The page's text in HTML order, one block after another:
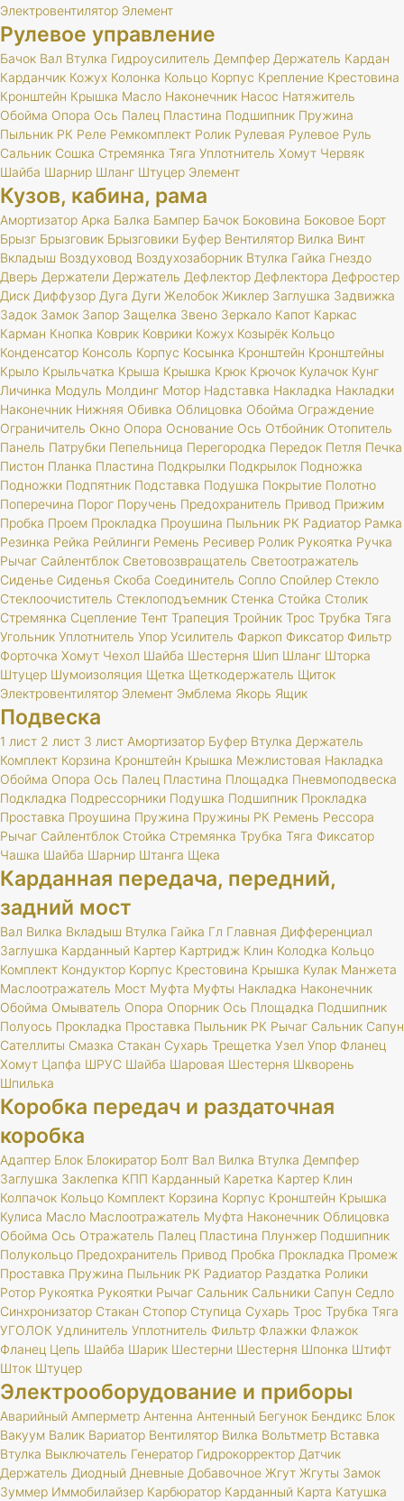
Электровентилятор Элемент
Рулевое управление
Бачок Вал Втулка Гидроусилитель Демпфер Держатель Кардан
Карданчик Кожух Колонка Кольцо Корпус Крепление Крестовина
Кронштейн Крышка Масло Наконечник Насос Натяжитель
Обойма Опора Ось Палец Пластина Подшипник Пружина
Пыльник РК Реле Ремкомплект Ролик Рулевая Рулевое Руль
Сальник Сошка Стремянка Тяга Уплотнитель Хомут Червяк
Шайба Шарнир Шланг Штуцер Элемент
Кузов, кабина, рама
Амортизатор Арка Балка Бампер Бачок Боковина Боковое Борт
Брызг Брызговик Брызговики Буфер Вентилятор Вилка Винт
Вкладыш Воздуховод Воздухозаборник Втулка Гайка Гнездо
Дверь Держатели Держатель Дефлектор Дефлектора Дефростер
Диск Диффузор Дуга Дуги Желобок Жиклер Заглушка Задвижка
Задок Замок Запор Защелка Звено Зеркало Капот Каркас
Карман Кнопка Коврик Коврики Кожух Козырёк Кольцо
Конденсатор Консоль Корпус Косынка Кронштейн Кронштейны
Крыло Крыльчатка Крыша Крышка Крюк Крючок Кулачок Кунг
Личинка Модуль Молдинг Мотор Надставка Накладка Накладки
Наконечник Нижняя Обивка Облицовка Обойма Ограждение
Ограничитель Окно Опора Основание Ось Отбойник Отопитель
Панель Патрубки Пепельница Перегородка Передок Петля Печка
Пистон Планка Пластина Подкрылки Подкрылок Подножка
Подножки Подпятник Подставка Подушка Покрытие Полотно
Поперечина Порог Поручень Предохранитель Привод Прижим
Пробка Проем Прокладка Проушина Пыльник РК Радиатор Рамка
Резинка Рейка Рейлинги Ремень Ресивер Ролик Рукоятка Ручка
Рычаг Сайлентблок Световозвращатель Светоотражатель
Сиденье Сиденья Скоба Соединитель Сопло Спойлер Стекло
Стеклоочиститель Стеклоподъемник Стенка Стойка Столик
Стремянка Сцепление Тент Трапеция Тройник Трос Трубка Тяга
Угольник Уплотнитель Упор Усилитель Фаркоп Фиксатор Фильтр
Форточка Хомут Чехол Шайба Шестерня Шип Шланг Шторка
Штуцер Шумоизоляция Щетка Щеткодержатель Щиток
Электровентилятор Элемент Эмблема Якорь Ящик
Подвеска
1 лист 2 лист 3 лист Амортизатор Буфер Втулка Держатель
Комплект Корзина Кронштейн Крышка Межлистовая Накладка
Обойма Опора Ось Палец Пластина Площадка Пневмоподвеска
Подкладка Подрессорники Подушка Подшипник Прокладка
Проставка Проушина Пружина Пружины РК Ремень Рессора
Рычаг Сайлентблок Стойка Стремянка Трубка Тяга Фиксатор
Чашка Шайба Шарнир Штанга Щека
Карданная передача, передний,
задний мост
Вал Вилка Вкладыш Втулка Гайка Гл Главная Дифференциал
Заглушка Карданный Картер Картридж Клин Колодка Кольцо
Комплект Кондуктор Корпус Крестовина Крышка Кулак Манжета
Маслоотражатель Мост Муфта Муфты Накладка Наконечник
Обойма Омыватель Опора Опорник Ось Площадка Подшипник
Полуось Прокладка Проставка Пыльник РК Рычаг Сальник Сапун
Сателлиты Смазка Стакан Сухарь Трещетка Узел Упор Фланец
Хомут Цапфа ШРУС Шайба Шаровая Шестерня Шкворень
Шпилька
Коробка передач и раздаточная
коробка
Адаптер Блок Блокиратор Болт Вал Вилка Втулка Демпфер
Заглушка Заклепка КПП Карданный Каретка Картер Клин
Колпачок Кольцо Комплект Корзина Корпус Кронштейн Крышка
Кулиса Масло Маслоотражатель Муфта Наконечник Облицовка
Обойма Ось Отражатель Палец Пластина Плунжер Подшипник
Полукольцо Предохранитель Привод Пробка Прокладка Промеж
Проставка Пружина Пыльник РК Радиатор Раздатка Ролики
Ротор Рукоятка Рукоятки Рычаг Сальник Сальники Сапун Седло
Синхронизатор Стакан Стопор Ступица Сухарь Трос Трубка Тяга
УГОЛОК Удлинитель Уплотнитель Фильтр Флажки Флажок
Фланец Цепь Шайба Шарик Шестерни Шестерня Шпонка Штифт
Шток Штуцер
Электрооборудование и приборы
Аварийный Амперметр Антенна Антенный Бегунок Бендикс Блок
Вакуум Валик Вариатор Вентилятор Вилка Вольтметр Вставка
Втулка Выключатель Генератор Гидрокорректор Датчик
Держатель Диодный Дневные Добавочное Жгут Жгуты Замок
Зуммер Иммобилайзер Карбюратор Карданный Карта Катушка